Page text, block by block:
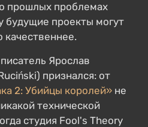
прошлых проблемах
будущие проекты могут
качественнее.
Ярослав
признался: от
2: Убийцы королей» не
технической
студия Fool's Theory